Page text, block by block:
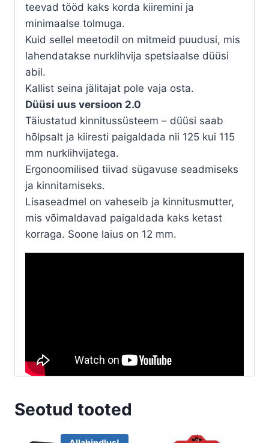
teevad tööd kaks korda kiiremini ja
minimaalse tolmuga.
Kuid sellel meetodil on mitmeid puudusi, mis
lahendatakse nurklihvija spetsiaalse düüsi
abil.
Kallist seina jälitajat pole vaja osta.
Düüsi uus versioon 2.0
Täiustatud kinnitussüsteem – düüsi saab
hõlpsalt ja kiiresti paigaldada nii 125 kui 115
mm nurklihvijatega.
Ergonoomilised tiivad sügavuse seadmiseks
ja kinnitamiseks.
Lisaseadmel on vaheseib ja kinnitusmutter,
mis võimaldavad paigaldada kaks ketast
korraga. Soone laius on 12 mm.
Seotud tooted